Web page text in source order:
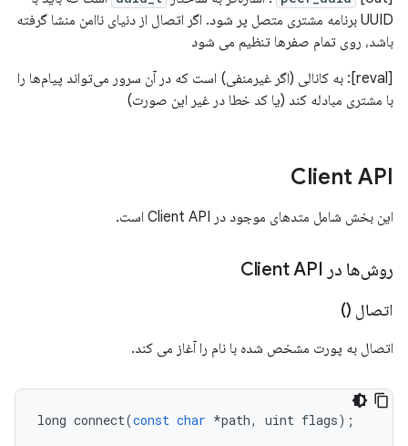
UUID برنامه مشتری متصل پر شود. اگر اتصال از دنیای ناامن منشا گرفته
باشد، روی تمام صفرها تنظیم می شود
[reval]: به ​​کانالی (اگر غیرمنفی) است که در آن سرور می‌تواند پیام‌ها را
با مشتری مبادله کند (یا کد خطا در غیر این صورت)
Client API
این بخش شامل متدهای موجود در Client API است.
روش‌ها در Client API
اتصال ()
اتصال به پورت مشخص شده با نام را آغاز می کند.
long connect(const char *path, uint flags);